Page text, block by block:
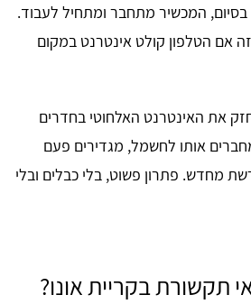
בסיום, המכשיר מתחבר ומתחיל לעבוד.
אם הטלפון קולט אינטרנט במקום
את האינטרנט האלחוטי בחדרים
אותו לחשמל, מגדירים פעם
מחדש. פתרון פשוט, בלי כבלים ובלי
תקשורת בקריית אונו?